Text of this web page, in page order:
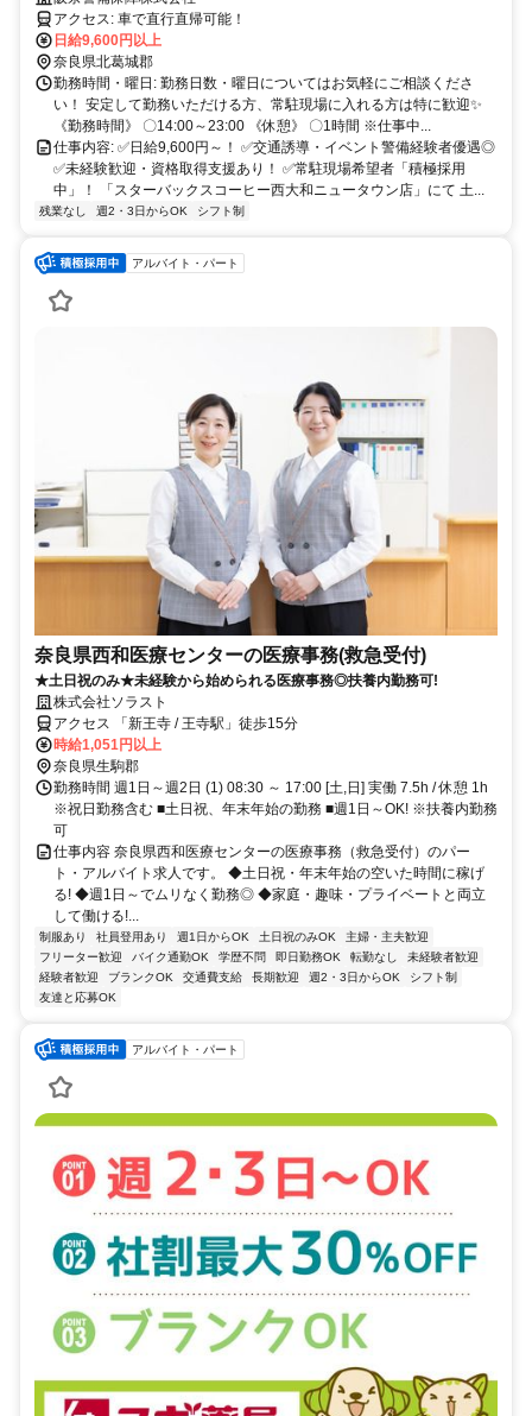
アクセス: 車で直行直帰可能！
日給9,600円以上
奈良県北葛城郡
勤務時間・曜日: 勤務日数・曜日についてはお気軽にご相談くださ
い！ 安定して勤務いただける方、常駐現場に入れる方は特に歓迎✨
《勤務時間》 〇14:00～23:00 《休憩》 〇1時間 ※仕事中...
仕事内容: ✅日給9,600円～！ ✅交通誘導・イベント警備経験者優遇◎
✅未経験歓迎・資格取得支援あり！ ✅常駐現場希望者「積極採用
中」！ 「スターバックスコーヒー西大和ニュータウン店」にて 土...
残業なし 週2・3日からOK シフト制
アルバイト・パート
奈良県西和医療センターの医療事務(救急受付)
★土日祝のみ★未経験から始められる医療事務◎扶養内勤務可!
株式会社ソラスト
アクセス 「新王寺 / 王寺駅」徒歩15分
時給1,051円以上
奈良県生駒郡
勤務時間 週1日～週2日 (1) 08:30 ～ 17:00 [土,日] 実働 7.5h / 休憩 1h
※祝日勤務含む ■土日祝、年末年始の勤務 ■週1日～OK! ※扶養内勤務
可
仕事内容 奈良県西和医療センターの医療事務（救急受付）のパー
ト・アルバイト求人です。 ◆土日祝・年末年始の空いた時間に稼げ
る! ◆週1日～でムリなく勤務◎ ◆家庭・趣味・プライベートと両立
して働ける!...
制服あり 社員登用あり 週1日からOK 土日祝のみOK
主婦・主夫歓迎
フリーター歓迎
バイク通勤OK 学歴不問 即日勤務OK 転勤なし
未経験者歓迎
経験者歓迎
ブランクOK 交通費支給 長期歓迎 週2・3日からOK
シフト制
友達と応募OK
アルバイト・パート